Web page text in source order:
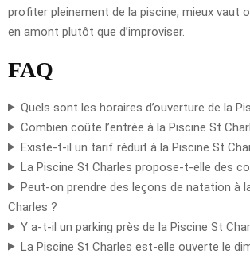
profiter pleinement de la piscine, mieux vaut
en amont plutôt que d’improviser.
FAQ
Quels sont les horaires d’ouverture de la
Combien coûte l’entrée à la Piscine St
Existe-t-il un tarif réduit à la Piscine St
La Piscine St Charles propose-t-elle des
Peut-on prendre des leçons de natation à
Charles ?
Y a-t-il un parking près de la Piscine St
La Piscine St Charles est-elle ouverte le